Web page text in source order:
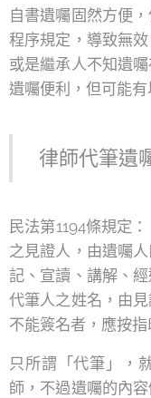
自書遺囑固然方便
程序規定，導致無
或是繼承人不知遺
遺囑便利，但可能有
律師代筆遺
民法第1194條規定
之見證人，由遺囑
記、宣讀、講解、
代筆人之姓名，由
不能簽名者，應按
只所謂「代筆」，
師，不過遺囑的內